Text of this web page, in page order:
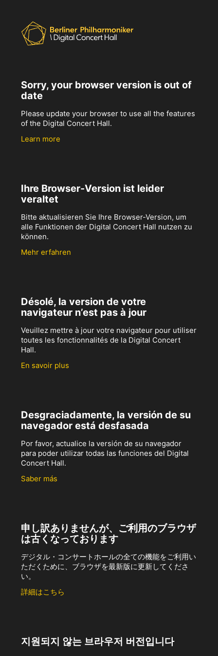
Sorry, your browser version is out of
date
Please update your browser to use all the features
of the Digital Concert Hall.
Learn more
Ihre Browser-Version ist leider
veraltet
Bitte aktualisieren Sie Ihre Browser-Version, um
alle Funktionen der Digital Concert Hall nutzen zu
können.
Mehr erfahren
Désolé, la version de votre
navigateur n’est pas à jour
Veuillez mettre à jour votre navigateur pour utiliser
toutes les fonctionnalités de la Digital Concert
Hall.
En savoir plus
Desgraciadamente, la versión de su
navegador está desfasada
Por favor, actualice la versión de su navegador
para poder utilizar todas las funciones del Digital
Concert Hall.
Saber más
申し訳ありませんが、ご利用のブラウザ
は古くなっております
デジタル・コンサートホールの全ての機能をご利用い
ただくために、ブラウザを最新版に更新してくださ
い。
詳細はこちら
지원되지 않는 브라우저 버전입니다